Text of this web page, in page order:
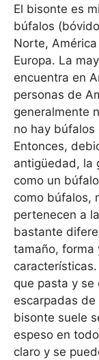
El bisonte es
búfalos
Norte,
Europa. La
encuentra en
personas de
generalmente
no hay búfalos
Entonces,
antigüedad, la
como un
como búfalos,
pertenecen a
bastante
tamaño, forma
que pasta y se
escarpadas de
bisonte suele
espeso en
claro y se